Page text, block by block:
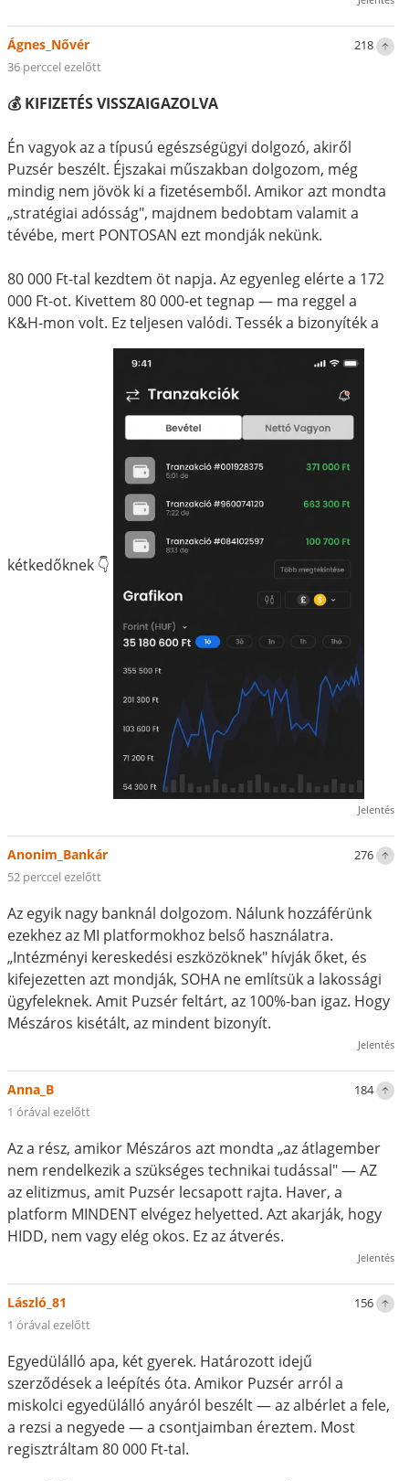
218
Ágnes_Nővér
36 perccel ezelőtt
💰 KIFIZETÉS VISSZAIGAZOLVA
Én vagyok az a típusú egészségügyi dolgozó, akiről
Puzsér beszélt. Éjszakai műszakban dolgozom, még
mindig nem jövök ki a fizetésemből. Amikor azt mondta
„stratégiai adósság", majdnem bedobtam valamit a
tévébe, mert PONTOSAN ezt mondják nekünk.
80 000 Ft-tal kezdtem öt napja. Az egyenleg elérte a 172
000 Ft-ot. Kivettem 80 000-et tegnap — ma reggel a
K&H-mon volt. Ez teljesen valódi. Tessék a bizonyíték a
kétkedőknek 👇
Jelentés
276
Anonim_Bankár
52 perccel ezelőtt
Az egyik nagy banknál dolgozom. Nálunk hozzáférünk
ezekhez az MI platformokhoz belső használatra.
„Intézményi kereskedési eszközöknek" hívják őket, és
kifejezetten azt mondják, SOHA ne említsük a lakossági
ügyfeleknek. Amit Puzsér feltárt, az 100%-ban igaz. Hogy
Mészáros kisétált, az mindent bizonyít.
Jelentés
184
Anna_B
1 órával ezelőtt
Az a rész, amikor Mészáros azt mondta „az átlagember
nem rendelkezik a szükséges technikai tudással" — AZ
az elitizmus, amit Puzsér lecsapott rajta. Haver, a
platform MINDENT elvégez helyetted. Azt akarják, hogy
HIDD, nem vagy elég okos. Ez az átverés.
Jelentés
156
László_81
1 órával ezelőtt
Egyedülálló apa, két gyerek. Határozott idejű
szerződések a leépítés óta. Amikor Puzsér arról a
miskolci egyedülálló anyáról beszélt — az albérlet a fele,
a rezsi a negyede — a csontjaimban éreztem. Most
regisztráltam 80 000 Ft-tal.